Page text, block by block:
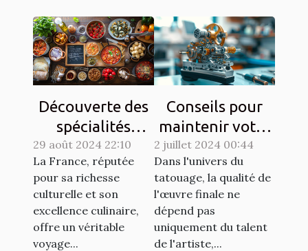
Découverte des
spécialités
culinaires
régionales et
leur histoire
29 août 2024 22:10
La France, réputée
pour sa richesse
culturelle et son
excellence culinaire,
offre un véritable
voyage...
Conseils pour
maintenir votre
matériel de
tatouage en
parfait état
2 juillet 2024 00:44
Dans l'univers du
tatouage, la qualité de
l'œuvre finale ne
dépend pas
uniquement du talent
de l'artiste,...